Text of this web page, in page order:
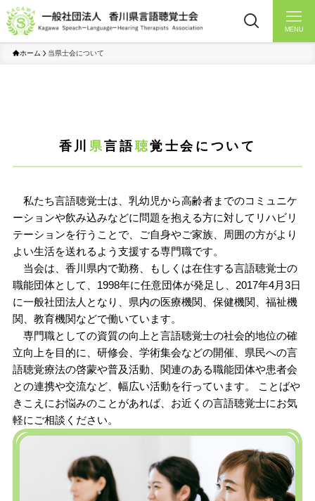
MENU
ホーム 当県士会について
香川 県言語聴覚士会について
私たち言語聴覚士は、乳幼児から高齢者までのコミュニケ
ーションや飲み込みなどに問題を抱える方に対してリハビリ
テーションを行うことで、ご自身やご家族、周囲の方がより
よい生活を送れるよう支援する専門職です。
当会は、香川県内で勤務、もしくは在住する言語聴覚士の
職能団体として、1998年に任意団体が発足し、2017年4月3日
に一般社団法人となり、県内の医療機関、保健機関、福祉機
関、教育機関などで働いています。
専門職としての資質の向上と言語聴覚士の社会的地位の確
立向上を目的に、研修会、学術集会などの開催、県民への言
語聴覚療法の啓蒙や普及活動、関連のある職能団体や患者会
との連携や交流など、幅広い活動を行っています。 ことばや
きこえにお悩みのことがあれば、お近くの言語聴覚士にお気
軽にご相談ください。